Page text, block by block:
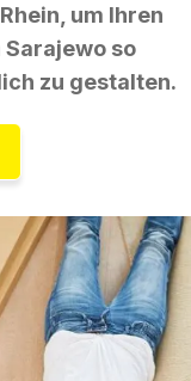
um Ihren
Sarajewo so
zu gestalten.